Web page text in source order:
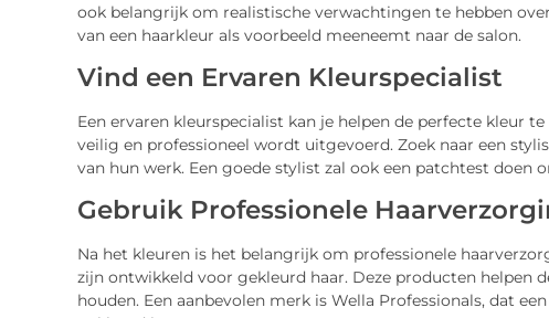
ook belangrijk om realistische verwachtingen te hebben
van een haarkleur als voorbeeld meeneemt naar de salon.
Vind een Ervaren Kleurspecialist
Een ervaren kleurspecialist kan je helpen de perfecte kleur
veilig en professioneel wordt uitgevoerd. Zoek naar een
van hun werk. Een goede stylist zal ook een patchtest doen
Gebruik Professionele
Na het kleuren is het belangrijk om professionele
zijn ontwikkeld voor gekleurd haar. Deze producten helpen
houden. Een aanbevolen merk is Wella Professionals, dat